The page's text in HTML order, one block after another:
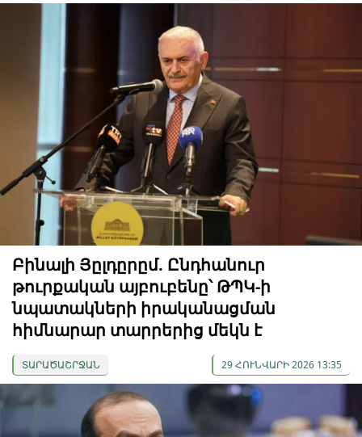
Բինալի Յըլդըրըմ. Ընդհանուր
թուրքական այբուբենը՝ ԹՊԿ-ի
նպատակների իրականացման
հիմնարար տարրերից մեկն է
ՏԱՐԱԾԱՇՐՋԱՆ 29 ՀՈՒՆՎԱՐԻ 2026 13:35